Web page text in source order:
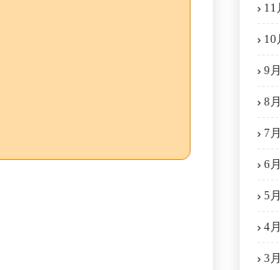
11
10
9
8
7
6
5
4
3